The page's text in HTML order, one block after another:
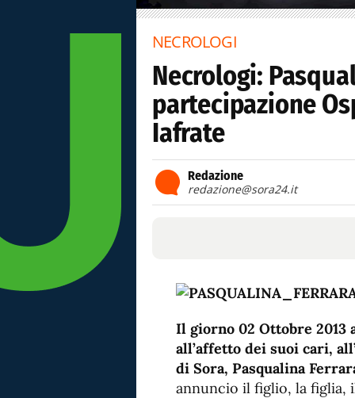
NECROLOGI
Necrologi:
partecipazione
Iafrate
Redazione
redazione@sora24.it
Il giorno 02 Ottobre 2013
all’affetto dei suoi cari,
di Sora, Pasqualina
annuncio il figlio, la figlia,